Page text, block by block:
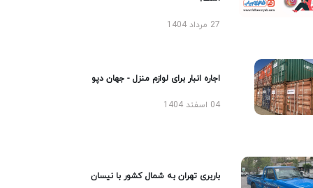
27 مرداد 1404
اجاره انبار برای لوازم منزل - جهان دپو
04 اسفند 1404
باربری تهران به شمال کشور با نیسان